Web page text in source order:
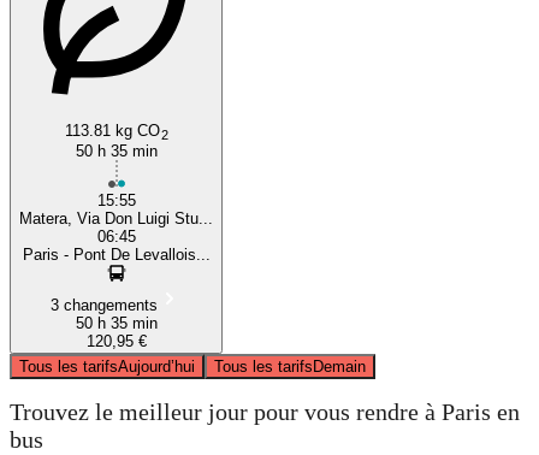
113.81 kg CO2
50 h 35 min
15:55
Matera, Via Don Luigi Stu...
06:45
Paris - Pont De Levallois...
3 changements
50 h 35 min
120,95 €
Tous les tarifsAujourd’hui Tous les tarifsDemain
Trouvez le meilleur jour pour vous rendre à Paris en
bus